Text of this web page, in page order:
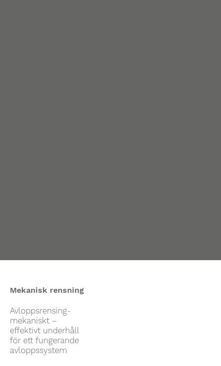
Mekanisk rensning
Avloppsrensing-
mekaniskt –
effektivt underhåll
för ett fungerande
avloppssystem